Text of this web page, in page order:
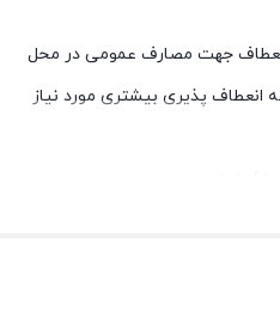
جهت مصارف عمومی در محل
پذیری بیشتری مورد نیاز
: